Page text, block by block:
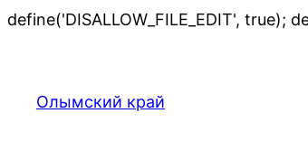
define('DISALLOW_FILE_EDIT', true);
Олымский край